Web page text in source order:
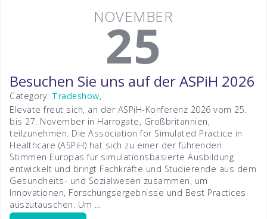
NOVEMBER
25
Besuchen Sie uns auf der ASPiH 2026
Category: Tradeshow,
Elevate freut sich, an der ASPiH-Konferenz 2026 vom 25.
bis 27. November in Harrogate, Großbritannien,
teilzunehmen. Die Association for Simulated Practice in
Healthcare (ASPiH) hat sich zu einer der führenden
Stimmen Europas für simulationsbasierte Ausbildung
entwickelt und bringt Fachkräfte und Studierende aus dem
Gesundheits- und Sozialwesen zusammen, um
Innovationen, Forschungsergebnisse und Best Practices
auszutauschen. Um …